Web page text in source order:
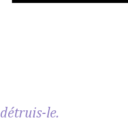
le.